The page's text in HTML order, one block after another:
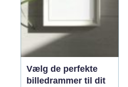
endda inf...
Vælg de perfekte
billedrammer til dit